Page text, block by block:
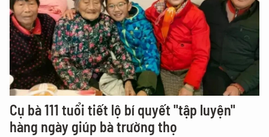
Cụ bà 111 tuổi tiết lộ bí quyết "tập luyện"
hàng ngày giúp bà trường thọ